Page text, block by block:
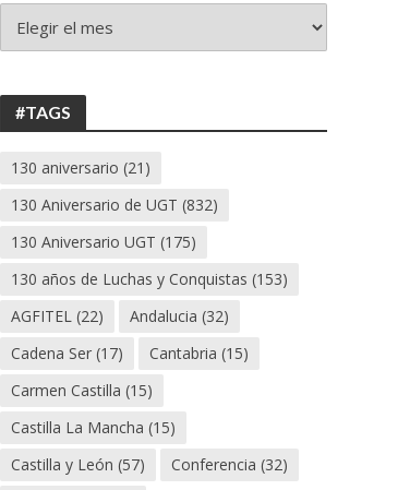
130
#TAGS
130 aniversario (21)
130 Aniversario de UGT (832)
130 Aniversario UGT (175)
130 años de Luchas y Conquistas (153)
AGFITEL (22) Andalucia (32)
Cadena Ser (17) Cantabria (15)
Carmen Castilla (15)
Castilla La Mancha (15)
Castilla y León (57) Conferencia (32)